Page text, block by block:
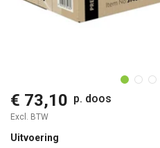
€ 73,10 p. doos
Excl. BTW
Uitvoering